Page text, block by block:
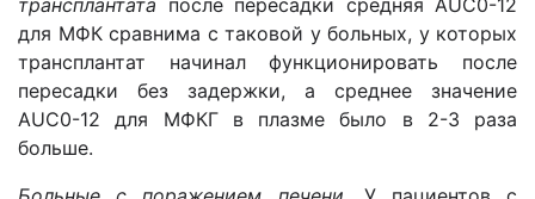
трансплантата после пересадки средняя AUC0-12
для МФК сравнима с таковой у больных, у которых
трансплантат начинал функционировать после
пересадки без задержки, а среднее значение
AUC0-12 для МФКГ в плазме было в 2-3 раза
больше.